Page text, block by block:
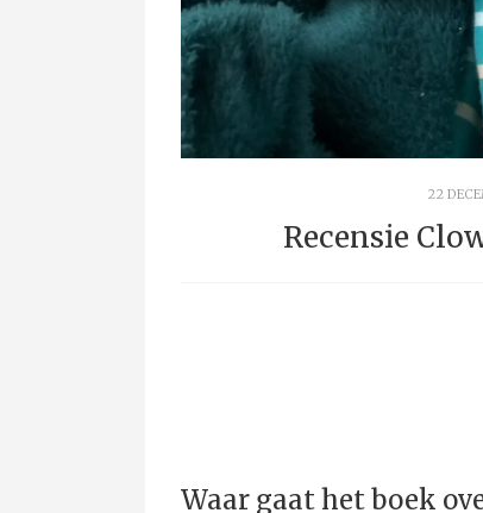
22
Recensie
Waar gaat het boek